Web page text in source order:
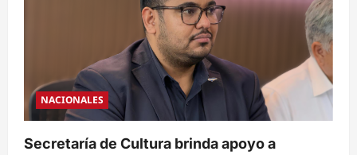
NACIONALES
Secretaría de Cultura brinda apoyo a